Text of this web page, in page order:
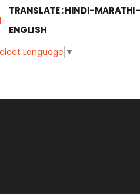
TRANSLATE : HINDI-MARATHI-
ENGLISH
Language ▼